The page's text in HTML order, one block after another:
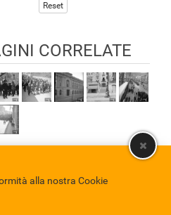
Reset
CORRELATE
alla nostra Cookie